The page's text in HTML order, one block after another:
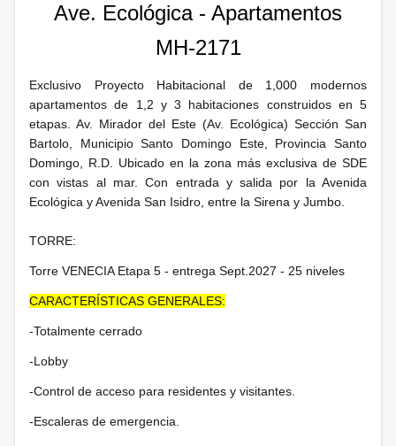
Ave. Ecológica - Apartamentos
MH-2171
Exclusivo Proyecto Habitacional de 1,000 modernos
apartamentos de 1,2 y 3 habitaciones construidos en 5
etapas. Av. Mirador del Este (Av. Ecológica) Sección San
Bartolo, Municipio Santo Domingo Este, Provincia Santo
Domingo, R.D. Ubicado en la zona más exclusiva de SDE
con vistas al mar. Con entrada y salida por la Avenida
Ecológica y Avenida San Isidro, entre la Sirena y Jumbo.
TORRE:
Torre VENECIA Etapa 5 - entrega Sept.2027 - 25 niveles
CARACTERÍSTICAS GENERALES:
-Totalmente cerrado
-Lobby
-Control de acceso para residentes y visitantes.
-Escaleras de emergencia.